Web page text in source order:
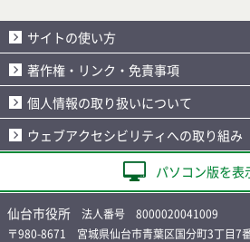
サイトの使い方
著作権・リンク・免責事項
個人情報の取り扱いについて
ウェブアクセシビリティへの取り組み
パソコン版を表
仙台市役所 法人番号 8000020041009
〒980-8671 宮城県仙台市青葉区国分町3丁目7